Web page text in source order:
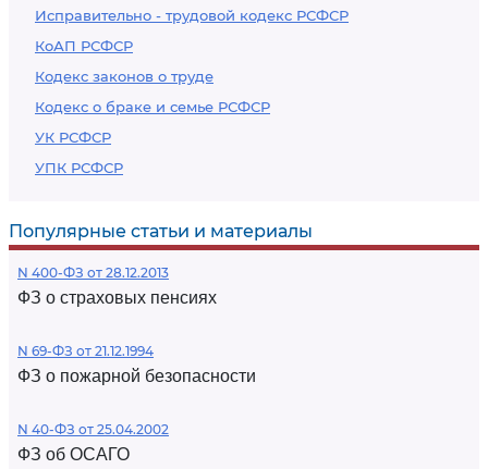
Исправительно - трудовой кодекс РСФСР
КоАП РСФСР
Кодекс законов о труде
Кодекс о браке и семье РСФСР
УК РСФСР
УПК РСФСР
Популярные статьи и материалы
N 400-ФЗ от 28.12.2013
ФЗ о страховых пенсиях
N 69-ФЗ от 21.12.1994
ФЗ о пожарной безопасности
N 40-ФЗ от 25.04.2002
ФЗ об ОСАГО